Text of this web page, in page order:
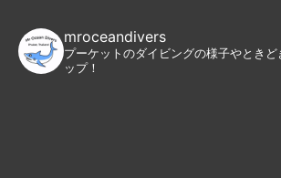
mroceandivers
プーケットのダイビングの様子やとき
ップ！